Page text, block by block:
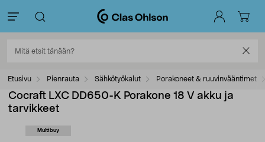
Etusivu Pienrauta Sähkötyökalut Porakoneet & ruuvinvääntimet
Cocraft LXC DD650-K Porakone 18 V akku ja
tarvikkeet
Multibuy